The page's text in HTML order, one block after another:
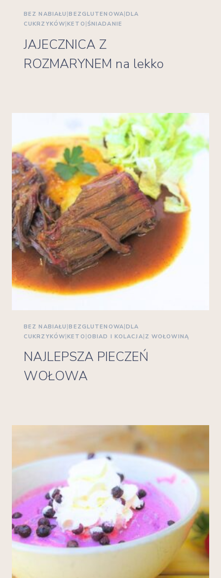
BEZ NABIAŁU |BEZGLUTENOWA |DLA
CUKRZYKÓW |KETO ŚNIADANIE
JAJECZNICA Z
ROZMARYNEM na lekko
BEZ NABIAŁU |BEZGLUTENOWA|DLA
CUKRZYKÓW|KETO | OBIAD I KOLACJA| Z WOŁOWINĄ
NAJLEPSZA PIECZEŃ
WOŁOWA